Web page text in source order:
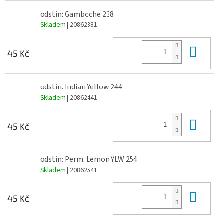
odstín: Gamboche 238
Skladem | 20862381
45 Kč
odstín: Indian Yellow 244
Skladem | 20862441
45 Kč
odstín: Perm. Lemon YLW 254
Skladem | 20862541
45 Kč